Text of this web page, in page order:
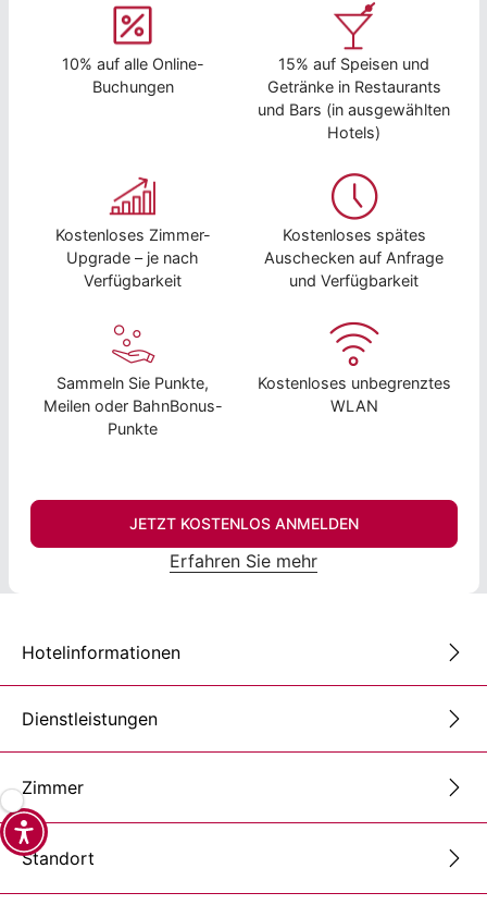
10% auf alle Online-
Buchungen
15% auf Speisen und
Getränke in Restaurants
und Bars (in ausgewählten
Hotels)
Kostenloses Zimmer-
Upgrade – je nach
Verfügbarkeit
Kostenloses spätes
Auschecken auf Anfrage
und Verfügbarkeit
Sammeln Sie Punkte,
Meilen oder BahnBonus-
Punkte
Kostenloses unbegrenztes
WLAN
JETZT KOSTENLOS ANMELDEN
Erfahren Sie mehr
Hotelinformationen
Dienstleistungen
Zimmer
Standort